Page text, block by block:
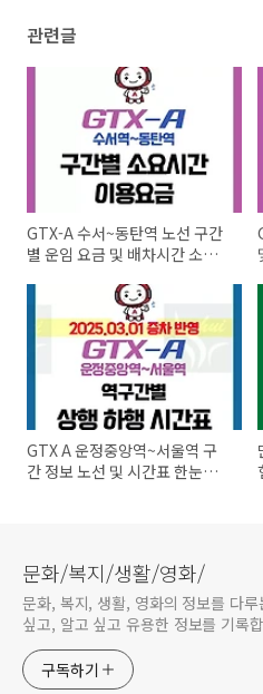
관련글
GTX-A 수서~동탄역 노선 구간
별 운임 요금 및 배차시간 소요
GTX A 운정중앙역~서울역 구
간 정보 노선 및 시간표 한눈에
문화/복지/생활/영화/
문화, 복지, 생활, 영화의 정보를 다
싶고, 알고 싶고 유용한 정보를 기록
구독하기